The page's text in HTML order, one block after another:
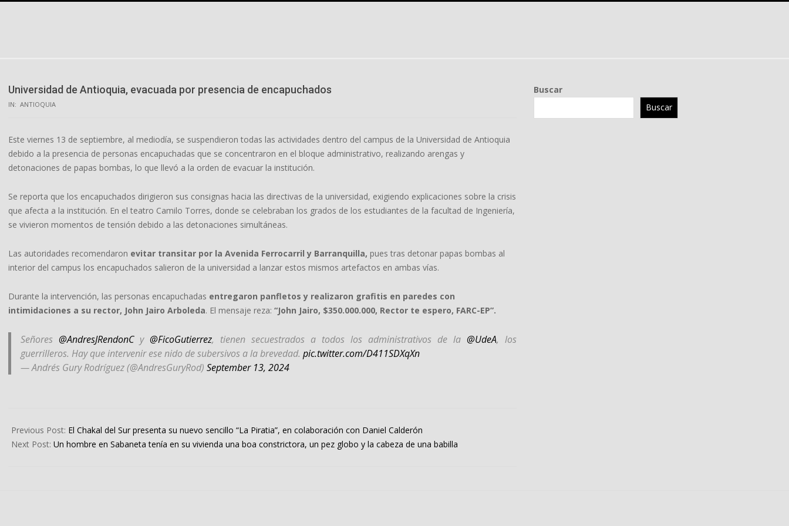
Universidad de Antioquia, evacuada por presencia de encapuchados
IN: ANTIOQUIA
Este viernes 13 de septiembre, al mediodía, se suspendieron todas las actividades dentro del campus de la Universidad de Antioquia
debido a la presencia de personas encapuchadas que se concentraron en el bloque administrativo, realizando arengas y
detonaciones de papas bombas, lo que llevó a la orden de evacuar la institución.
Se reporta que los encapuchados dirigieron sus consignas hacia las directivas de la universidad, exigiendo explicaciones sobre la crisis
que afecta a la institución. En el teatro Camilo Torres, donde se celebraban los grados de los estudiantes de la facultad de Ingeniería,
se vivieron momentos de tensión debido a las detonaciones simultáneas.
Las autoridades recomendaron evitar transitar por la Avenida Ferrocarril y Barranquilla, pues tras detonar papas bombas al
interior del campus los encapuchados salieron de la universidad a lanzar estos mismos artefactos en ambas vías.
Durante la intervención, las personas encapuchadas entregaron panfletos y realizaron grafitis en paredes con
intimidaciones a su rector, John Jairo Arboleda. El mensaje reza: “John Jairo, $350.000.000, Rector te espero, FARC-EP”.
Señores @AndresJRendonCy @FicoGutierrez, tienen secuestrados a todos los administrativos de la @UdeA, los
guerrilleros. Hay que intervenir ese nido de subersivos a la brevedad. pic.twitter.com/D411SDXqXn
— Andrés Gury Rodríguez (@AndresGuryRod) September 13, 2024
09-
13
Previous Post: El Chakal del Sur presenta su nuevo sencillo “La Piratia”, en colaboración con Daniel Calderón
Next Post: Un hombre en Sabaneta tenía en su vivienda una boa constrictora, un pez globo y la cabeza de una babilla
Buscar
Buscar